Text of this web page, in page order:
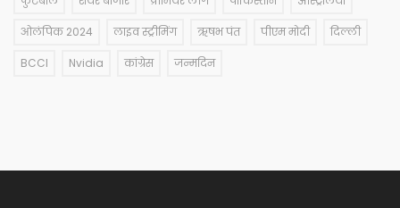
ओलंपिक 2024 लाइव स्ट्रीमिंग ऋषभ पंत पीएम मोदी दिल्ली
BCCI Nvidia कांग्रेस जन्मदिन